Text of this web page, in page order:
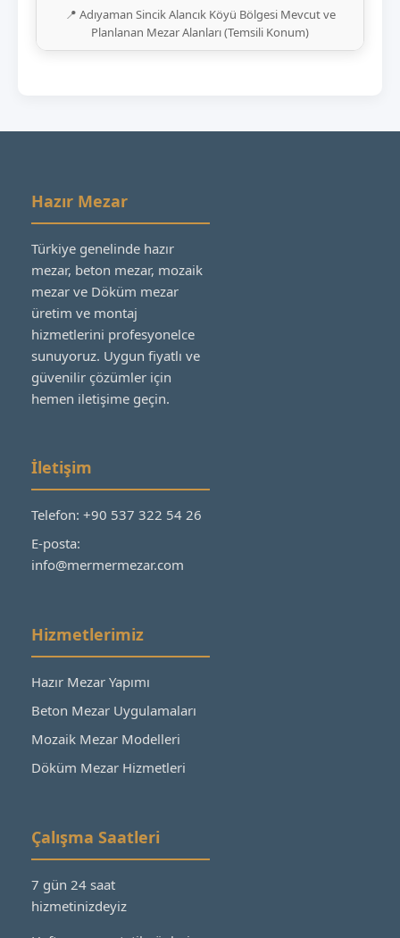
📍 Adıyaman Sincik Alancık Köyü Bölgesi Mevcut ve
Planlanan Mezar Alanları (Temsili Konum)
Hazır Mezar
Türkiye genelinde hazır
mezar, beton mezar, mozaik
mezar ve Döküm mezar
üretim ve montaj
hizmetlerini profesyonelce
sunuyoruz. Uygun fiyatlı ve
güvenilir çözümler için
hemen iletişime geçin.
İletişim
Telefon: +90 537 322 54 26
E-posta:
info@mermermezar.com
Hizmetlerimiz
Hazır Mezar Yapımı
Beton Mezar Uygulamaları
Mozaik Mezar Modelleri
Döküm Mezar Hizmetleri
Çalışma Saatleri
7 gün 24 saat
hizmetinizdeyiz